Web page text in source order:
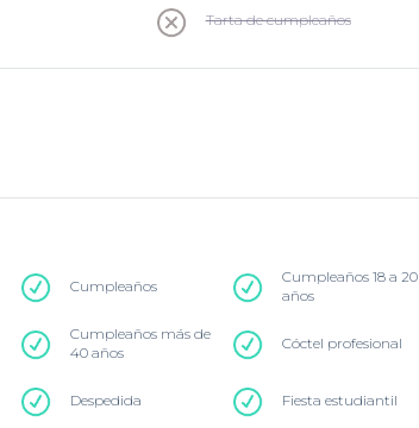
Tarta de cumpleaños
Cumpleaños
Cumpleaños 18 a 20
años
Cumpleaños más de
40 años
Cóctel profesional
Despedida Fiesta estudiantil